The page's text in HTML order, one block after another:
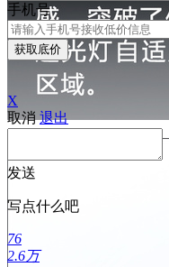
手机号
获取底价
X
取消 退出
发送
写点什么吧
76
2.6万